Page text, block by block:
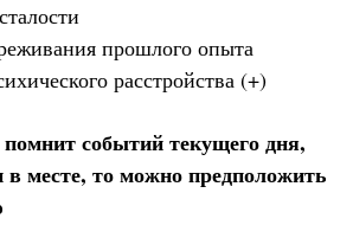
прошлого опыта
расстройства (+)
событий текущего дня,
в месте, то можно предположить